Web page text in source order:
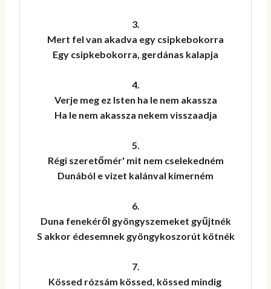
3.
Mert fel van akadva egy csipkebokorra
Egy csipkebokorra, gerdánas kalapja
4.
Verje meg ez Isten ha le nem akassza
Ha le nem akassza nekem visszaadja
5.
Régi szeretőmér' mit nem cselekedném
Dunából e vizet kalánval kimerném
6.
Duna fenekéről gyöngyszemeket gyűjtnék
S akkor édesemnek gyöngykoszorút kötnék
7.
Kössed rózsám kössed, kössed mindig